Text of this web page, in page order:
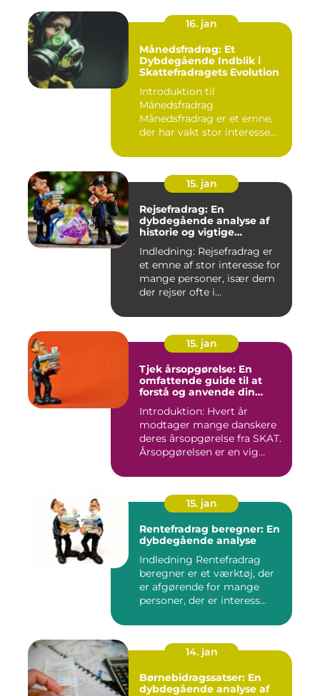
16. jan
Månedsfradrag: Et
Dybdegående Indblik i
Skattefradragets Evolution
Introduktion til
Månedsfradrag
Månedsfradrag er et emne,
der har vakt stor interesse
15. jan
Rejsefradrag: En
dybdegående analyse af
historie og vigtige
Indledning: Rejsefradrag er
et emne af stor interesse for
mange personer, især dem
der rejser ofte i...
15. jan
Tjek årsopgørelse: En
omfattende guide til at
forstå og anvende din
Introduktion: Hvert år
modtager mange danskere
deres årsopgørelse fra SKAT.
Årsopgørelsen er en vig...
15. jan
Rentefradrag beregner: En
dybdegående analyse
Indledning Rentefradrag
beregner er et værktøj, der
er afgørende for mange
personer, der er interess...
14. jan
Børnebidragssatser: En
dybdegående analyse af